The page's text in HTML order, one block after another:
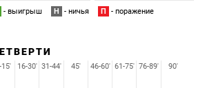
- выигрыш Н - ничья П - поражение
15' 16-30' 31-44' 45' 46-60' 61-75' 76-89' 90'